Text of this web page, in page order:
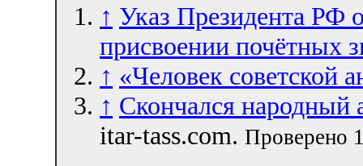
↑ Указ Президента РФ
присвоении почётных
↑ «Человек советской
↑ Скончался народный
itar-tass.com. Проверено